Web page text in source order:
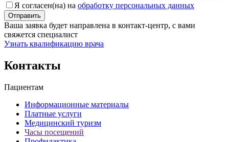
Я согласен(на) на обработку персональных данных
Отправить
Ваша заявка будет направлена в контакт-центр, с вами
свяжется специалист
Узнать квалификацию врача
Контакты
Пациентам
Информационные материалы
Платные услуги
Медицинский туризм
Часы посещений